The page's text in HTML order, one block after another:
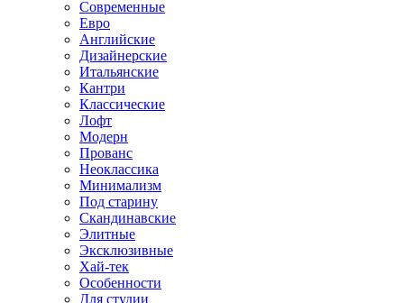
Современные
Евро
Английские
Дизайнерские
Итальянские
Кантри
Классические
Лофт
Модерн
Прованс
Неоклассика
Минимализм
Под старину
Скандинавские
Элитные
Эксклюзивные
Хай-тек
Особенности
Для студии